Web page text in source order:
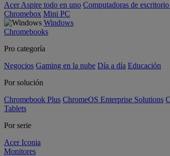
Acer Aspire todo en uno Computadoras de
Chromebox Mini PC
Windows
Chromebooks
Pro categoría
Negocios Gaming en la nube Día a día Educación
Por solución
Chromebook Plus ChromeOS Enterprise Solutions
Tablets
Por serie
Acer Iconia
Monitores